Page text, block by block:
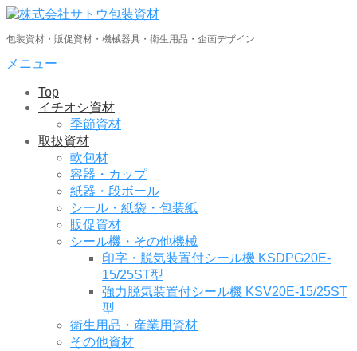
コ
テ
ン
包装資材・販促資材・機械器具・衛生用品・企画デザイン
メニュー
Top
イチオシ資材
季節資材
取扱資材
軟包材
容器・カップ
紙器・段ボール
シール・紙袋・包装紙
販促資材
シール機・その他機械
印字・脱気装置付シール機 KSDPG20E-
15/25ST型
強力脱気装置付シール機 KSV20E-15/25ST
型
衛生用品・産業用資材
その他資材